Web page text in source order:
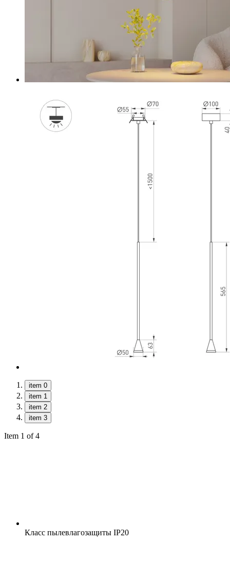
item 0
item 1
item 2
item 3
Item 1 of 4
Класс пылевлагозащиты IP20